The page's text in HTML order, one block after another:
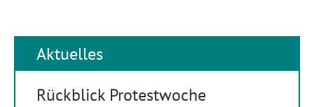
Aktuelles
Rückblick Protestwoche